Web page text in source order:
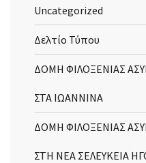
Uncategorized
Δελτίο Τύπου
ΔΟΜΗ ΦΙΛΟΞΕΝΙΑΣ
ΣΤΑ ΙΩΑΝΝΙΝΑ
ΔΟΜΗ ΦΙΛΟΞΕΝΙΑΣ
ΣΤΗ ΝΕΑ ΣΕΛΕΥΚΕΙΑ